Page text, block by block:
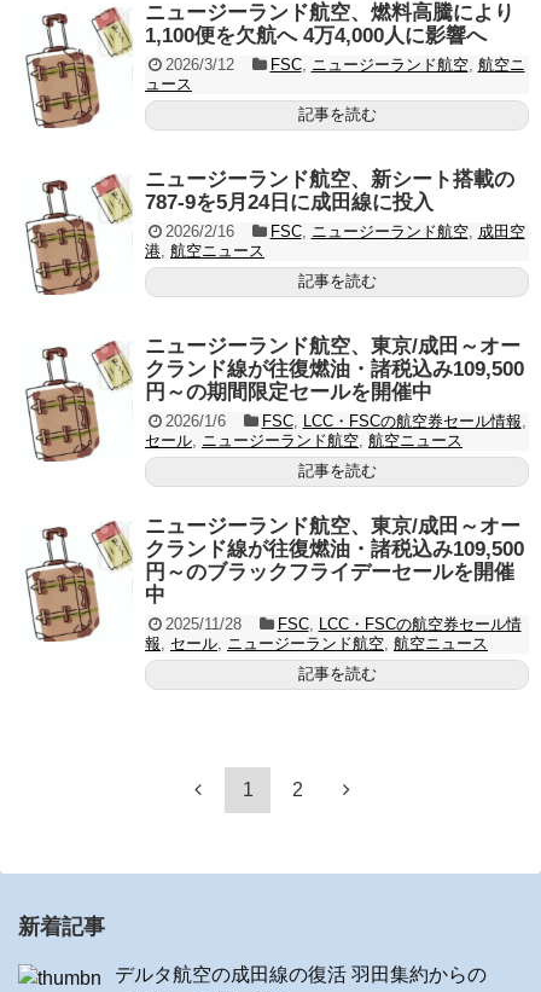
ニュージーランド航空、燃料高騰により
1,100便を欠航へ 4万4,000人に影響へ
2026/3/12 FSC, ニュージーランド航空, 航空ニ
ュース
記事を読む
ニュージーランド航空、新シート搭載の
787-9を5月24日に成田線に投入
2026/2/16 FSC, ニュージーランド航空, 成田空
港, 航空ニュース
記事を読む
ニュージーランド航空、東京/成田～オー
クランド線が往復燃油・諸税込み109,500
円～の期間限定セールを開催中
2026/1/6 FSC, LCC・FSCの航空券セール情報,
セール, ニュージーランド航空, 航空ニュース
記事を読む
ニュージーランド航空、東京/成田～オー
クランド線が往復燃油・諸税込み109,500
円～のブラックフライデーセールを開催
中
2025/11/28 FSC, LCC・FSCの航空券セール情
報, セール, ニュージーランド航空, 航空ニュース
記事を読む
1 2
新着記事
デルタ航空の成田線の復活 羽田集約からの